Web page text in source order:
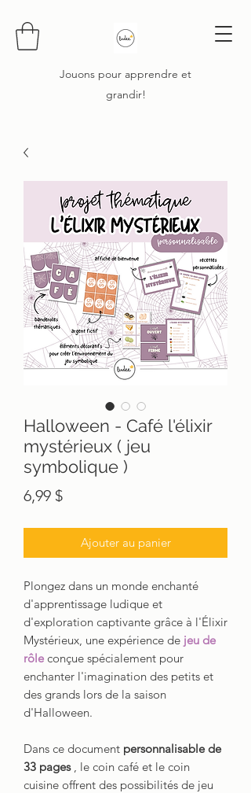
Jouons pour apprendre et
grandir!
Halloween - Café l'élixir
mystérieux ( jeu
symbolique )
6,99 $Prix
Ajouter au panier
Plongez dans un monde enchanté
d'apprentissage ludique et
d'exploration captivante grâce à l'Élixir
Mystérieux, une expérience de jeu de
rôle conçue spécialement pour
enchanter l'imagination des petits et
des grands lors de la saison
d'Halloween.
Dans ce document personnalisable de
33 pages, le coin café et le coin
cuisine offrent des possibilités de jeu